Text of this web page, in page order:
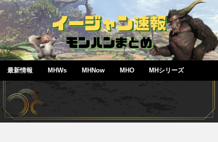
最新情報 MHWs MHNow MHO MHシリーズ